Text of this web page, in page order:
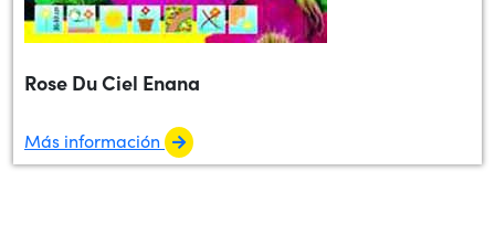
Rose Du Ciel Enana
Más información